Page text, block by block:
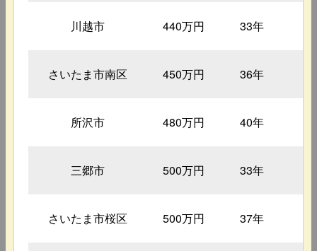
川越市 440万円 33年
さいたま市南区 450万円 36年
所沢市 480万円 40年
三郷市 500万円 33年
さいたま市桜区 500万円 37年